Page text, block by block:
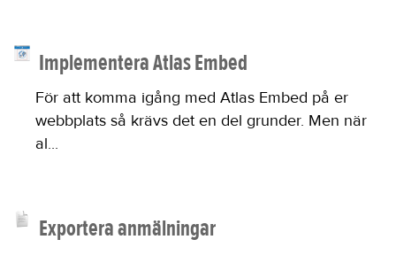
Implementera Atlas Embed
För att komma igång med Atlas Embed på er
webbplats så krävs det en del grunder. Men när
al...
Exportera anmälningar